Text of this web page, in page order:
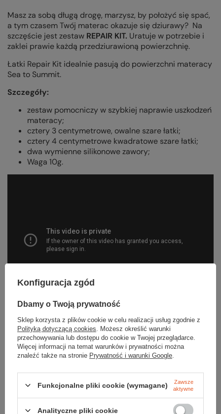
Masz za sobą długą drogę, marzysz, by położyć się spać,
a tym czasem Twój materac okazuje się dziurawy? Na
szczęście jest zestaw REPAIR KIT. Uratuje w potrzebie i
zaklei prawie każdą przedziurawioną powierzchnię.
Łatki Repair Kit idealnie pasują do powierzchni materacy
Sea to Summit.
Szczegóły:
zestaw pomocniczy w szybkiej naprawie uszkodzeń
materacy;
cztery 3 centymetrowe, owalne szare łatki;
cztery 4 centymetrowe kwadratowe szare łatki;
dwa wymienne silikonowe zawory;
Waga 10g.
Parametry
Marka Sea To Summit
Konfiguracja zgód
Dbamy o Twoją prywatność
Sklep korzysta z plików cookie w celu realizacji usług zgodnie z
Polityką dotyczącą cookies . Możesz określić warunki
przechowywania lub dostępu do cookie w Twojej przeglądarce.
Więcej informacji na temat warunków i prywatności można
znaleźć także na stronie Prywatność i warunki Google
Funkcjonalne pliki cookie (wymagane)
Zawsze
aktywne
Analityczne pliki cookie